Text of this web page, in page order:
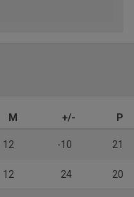
M +/- P
12 -10 21
12 24 20